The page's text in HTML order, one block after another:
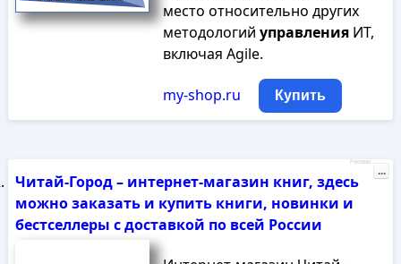
место относительно других
методологий управленияИТ,
включая Agile.
my-shop.ru Купить
Читай-Город – интернет-магазин книг, здесь
можно заказать и купить книги, новинки и
бестселлеры с доставкой по всей России
Реклама
...